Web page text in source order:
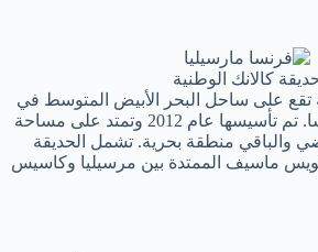
كالانك الوطنية
على ساحل البحر الأبيض المتوسط في
بوش دو رون جنوب فرنسا. تم تأسيسها عام 2012 وتمتد على مساحة
والباقي منطقة بحرية. تشمل الحديقة
ماسيف الممتدة بين مرسيليا وكاسيس